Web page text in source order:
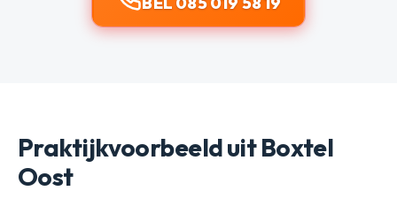
Praktijkvoorbeeld uit Boxtel
Oost